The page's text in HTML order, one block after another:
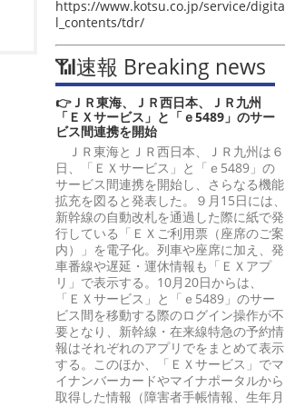
https://www.kotsu.co.jp/service/digita
l_contents/tdr/
📶速報 Breaking news
👉ＪＲ東海、ＪＲ西日本、ＪＲ九州
「ＥＸサービス」と「ｅ5489」のサー
ビス間連携を開始
ＪＲ東海とＪＲ西日本、ＪＲ九州は６
日、「ＥＸサービス」と「ｅ5489」の
サービス間連携を開始し、さらなる機能
拡充を図ると発表した。９月15日には、
新幹線の自動改札を通過した際に紙で発
行している「ＥＸご利用票（座席のご案
内）」を電子化。列車や座席に加え、発
車番線や遅延・運休情報も「ＥＸアプ
リ」で表示する。10月20日からは、
「ＥＸサービス」と「ｅ5489」のサー
ビス間を移動する際のログイン操作が不
要となり、新幹線・在来線特急の予約情
報はそれぞれのアプリでをまとめて表示
する。このほか、「ＥＸサービス」でマ
イナンバーカードやマイナポータルから
取得した情報（障害者手帳情報、生年月